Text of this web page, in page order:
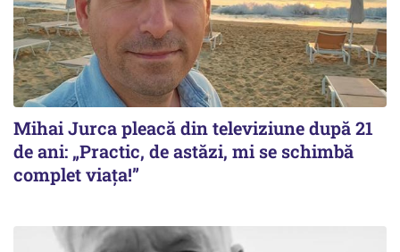
Mihai Jurca pleacă din televiziune după 21
de ani: „Practic, de astăzi, mi se schimbă
complet viața!”